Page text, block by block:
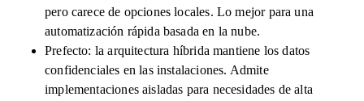
pero carece de opciones locales. Lo mejor para una
automatización rápida basada en la nube.
Prefecto: la arquitectura híbrida mantiene los datos
confidenciales en las instalaciones. Admite
implementaciones aisladas para necesidades de alta